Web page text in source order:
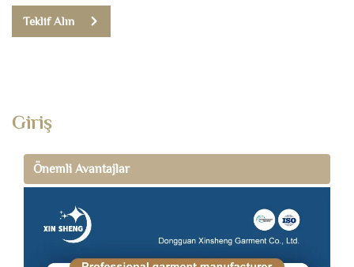
Teklif Alın
Giriş
Önemli Avantajlar